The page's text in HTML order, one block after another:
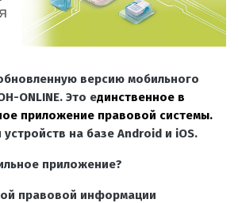
версию мобильного
ONLINE. Это единственное в
приложение правовой системы.
на базе Android и iOS.
приложение?
правовой информации